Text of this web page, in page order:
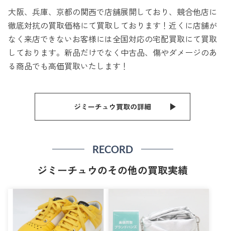
大阪、兵庫、京都の関西で店舗展開しており、競合他店に
徹底対抗の買取価格にて買取しております！近くに店舗が
なく来店できないお客様には全国対応の宅配買取にて買取
しております。新品だけでなく中古品、傷やダメージのあ
る商品でも高価買取いたします！
ジミーチュウ買取の詳細
RECORD
ジミーチュウのその他の買取実績